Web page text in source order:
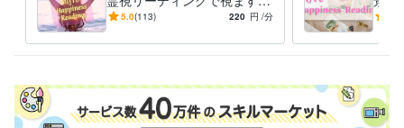
資格・検定
中学校教諭免許
秘書技能検定 取得年 : 2008年
ビジネス・クリエイティブツール
過去の記憶と経緯～現状の糸
✨
5.0(113) 220 円 /分
状況
示し